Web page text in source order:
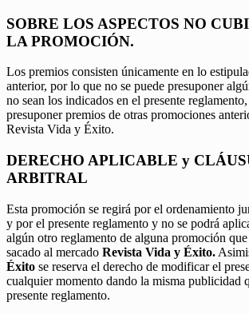
SOBRE LOS ASPECTOS NO
LA PROMOCIÓN.
Los premios consisten únicamente en lo
anterior, por lo que no se puede presuponer
no sean los indicados en el presente
presuponer premios de otras promociones
Revista Vida y Éxito.
DERECHO APLICABLE y
ARBITRAL
Esta promoción se regirá por el ordenamiento
y por el presente reglamento y no se podrá
algún otro reglamento de alguna promoción que
sacado al mercado Revista Vida y Éxito.
Éxito se reserva el derecho de modificar el
cualquier momento dando la misma publicidad
presente reglamento.